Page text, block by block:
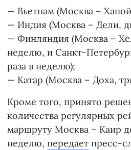
— Вьетнам (Москва –
— Индия (Москва – Дели,
— Финляндия (Москва –
неделю, и Санкт-
раза в неделю);
— Катар (Москва – Доха,
Кроме того, принято
количества регулярных
маршруту Москва – Каир
неделю, передает пресс-